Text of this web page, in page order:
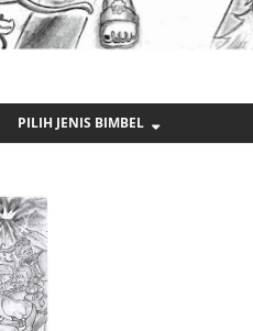
PILIH JENIS BIMBEL